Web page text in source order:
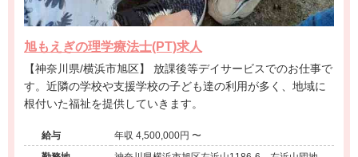
旭もえぎの理学療法士(PT)求人
【神奈川県/横浜市旭区】 放課後等デイサービスでのお仕事で
す。近隣の学校や支援学校の子ども達の利用が多く、地域に
根付いた福祉を提供していきます。
給与
年収 4,500,000円 〜